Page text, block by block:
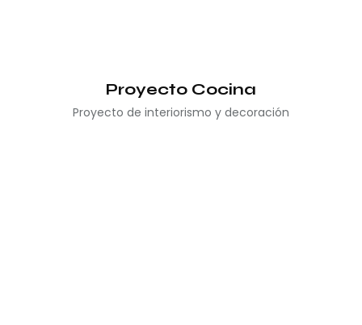
Proyecto Cocina
Proyecto de interiorismo y decoración